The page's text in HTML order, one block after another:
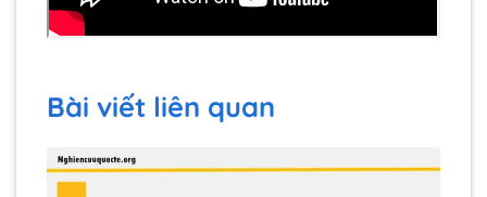
Bài viết liên quan